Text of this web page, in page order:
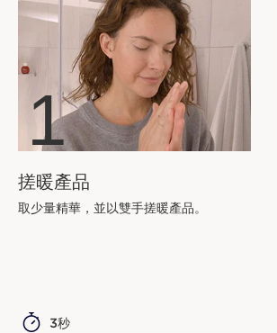
1
搓暖產品
取少量精華，並以雙手搓暖產品。
3秒